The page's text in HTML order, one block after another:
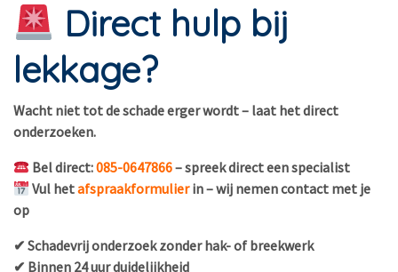
Direct hulp bij
lekkage?
Wacht niet tot de schade erger wordt – laat het direct
onderzoeken.
Bel direct:085-0647866– spreek direct een specialist
Vul hetafspraakformulierin – wij nemen contact met je
op
✔ Schadevrij onderzoek zonder hak- of breekwerk
✔ Binnen 24 uur duidelijkheid